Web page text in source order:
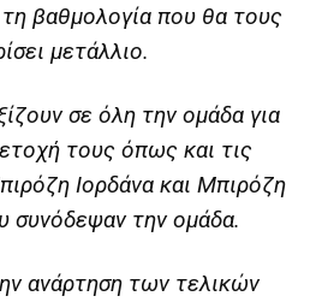
βαθμολογία που θα τους
μετάλλιο.
σε όλη την ομάδα για
τους όπως και τις
Ιορδάνα και Μπιρόζη
συνόδεψαν την ομάδα.
ανάρτηση των τελικών